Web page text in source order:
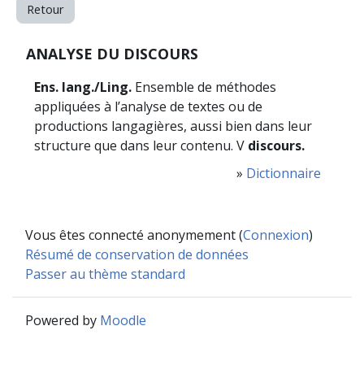
Retour
ANALYSE DU DISCOURS
Ens. lang./Ling. Ensemble de méthodes
appliquées à l’analyse de textes ou de
productions langagières, aussi bien dans leur
structure que dans leur contenu. V discours.
» Dictionnaire
Vous êtes connecté anonymement (Connexion)
Résumé de conservation de données
Passer au thème standard
Powered by Moodle